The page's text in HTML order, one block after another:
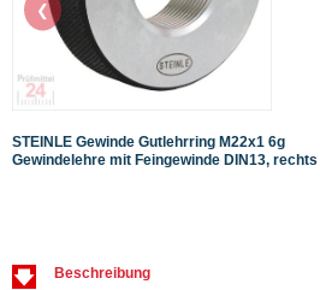
STEINLE Gewinde Gutlehrring M22x1 6g
Gewindelehre mit Feingewinde DIN13, rechts
❮
Beschreibung